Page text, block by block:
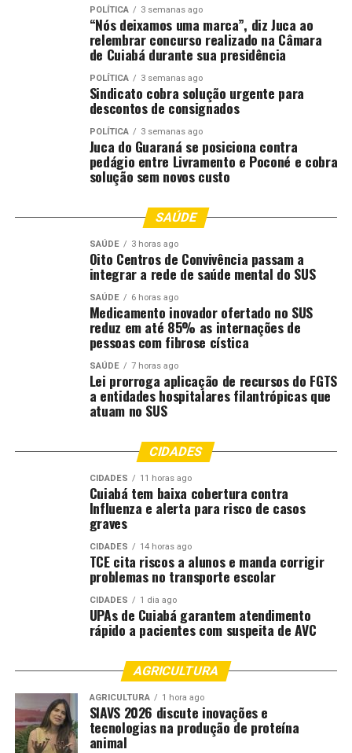
enchentes e pela estiagem. Ampliar esse projeto para
todos os agricultores do Brasil que foram impactados
por variação de preço ou variação de custo de insumos
muda completamente o escopo do projeto. Então, eu
sou contra”, disse.
A negociação em torno das dívidas rurais deve avançar
em nova reunião entre integrantes do governo e o
presidente da Câmara, com a possibilidade de
encaminhamento de uma Medida Provisória para tratar
Estadão Conteúdo
Renegociação de dívidas rurais deve ser discutida
em reunião com Hugo Motta apareceu primeiro em
Comentários
DISCUTIDA
DÍVIDAS HUGO MOTTA
RENEGOCIAÇÃO
SER
STF invalida redução de ICMS para cervejas com suco de
Juros futuros sobem após EUA restringirem venda de
petróleo do Irã
POLÍTICA 3 semanas ago
“Nós deixamos uma marca”, diz Juca ao
relembrar concurso realizado na Câmara
de Cuiabá durante sua presidência
POLÍTICA 3 semanas ago
Sindicato cobra solução urgente para
descontos de consignados
POLÍTICA 3 semanas ago
Juca do Guaraná se posiciona contra
pedágio entre Livramento e Poconé e cobra
solução sem novos custo
SAÚDE
SAÚDE 3 horas ago
Oito Centros de Convivência passam a
integrar a rede de saúde mental do SUS
SAÚDE 6 horas ago
Medicamento inovador ofertado no SUS
reduz em até 85% as internações de
pessoas com fibrose cística
SAÚDE 7 horas ago
Lei prorroga aplicação de recursos do FGTS
a entidades hospitalares filantrópicas que
atuam no SUS
CIDADES
CIDADES 11 horas ago
Cuiabá tem baixa cobertura contra
Influenza e alerta para risco de casos
graves
CIDADES 14 horas ago
TCE cita riscos a alunos e manda corrigir
problemas no transporte escolar
CIDADES 1 dia ago
UPAs de Cuiabá garantem atendimento
rápido a pacientes com suspeita de AVC
AGRICULTURA
AGRICULTURA 1 hora ago
SIAVS 2026 discute inovações e
tecnologias na produção de proteína
animal